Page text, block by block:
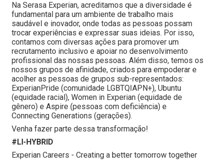
Na Serasa Experian, acreditamos que a diversidade é
fundamental para um ambiente de trabalho mais
saudável e inovador, onde todas as pessoas possam
trocar experiências e expressar suas ideias. Por isso,
contamos com diversas ações para promover um
recrutamento inclusivo e apoiar no desenvolvimento
profissional das nossas pessoas. Além disso, temos os
nossos grupos de afinidade, criados para empoderar e
acolher as pessoas de grupos sub-representados:
ExperianPride (comunidade LGBTQIAPN+), Ubuntu
(equidade racial), Women in Experian (equidade de
gênero) e Aspire (pessoas com deficiência) e
Connecting Generations (gerações).
Venha fazer parte dessa transformação!
#LI-HYBRID
Experian Careers - Creating a better tomorrow together